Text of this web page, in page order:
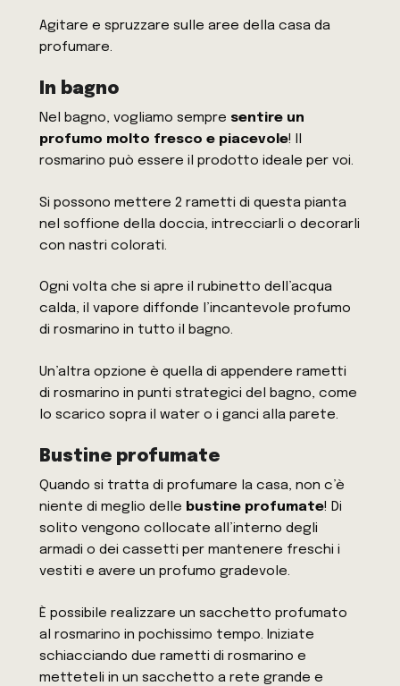
Agitare e spruzzare sulle aree della casa da
profumare.
In bagno
Nel bagno, vogliamo sempre sentire un
profumo molto fresco e piacevole! Il
rosmarino può essere il prodotto ideale per voi.
Si possono mettere 2 rametti di questa pianta
nel soffione della doccia, intrecciarli o decorarli
con nastri colorati.
Ogni volta che si apre il rubinetto dell’acqua
calda, il vapore diffonde l’incantevole profumo
di rosmarino in tutto il bagno.
Un’altra opzione è quella di appendere rametti
di rosmarino in punti strategici del bagno, come
lo scarico sopra il water o i ganci alla parete.
Bustine profumate
Quando si tratta di profumare la casa, non c’è
niente di meglio delle bustine profumate! Di
solito vengono collocate all’interno degli
armadi o dei cassetti per mantenere freschi i
vestiti e avere un profumo gradevole.
È possibile realizzare un sacchetto profumato
al rosmarino in pochissimo tempo. Iniziate
schiacciando due rametti di rosmarino e
metteteli in un sacchetto a rete grande e